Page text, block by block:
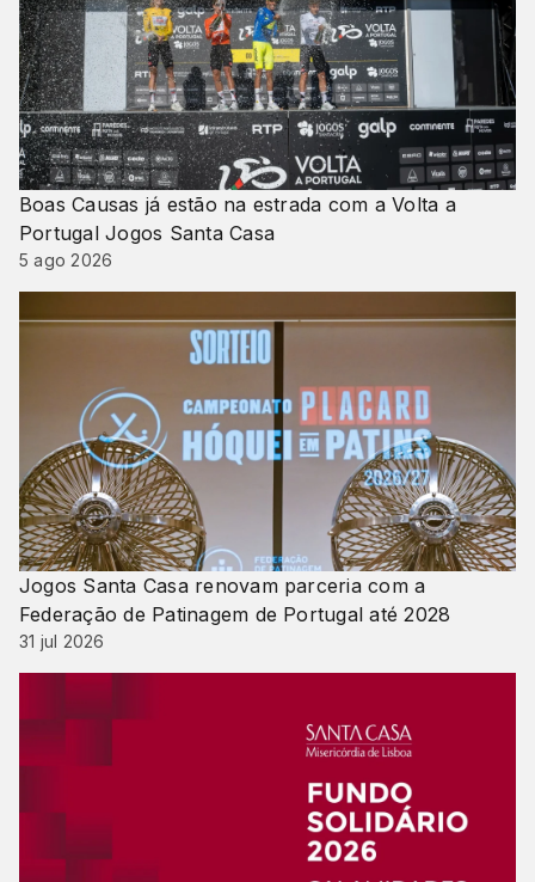
Boas Causas já estão na estrada com a Volta a
Portugal Jogos Santa Casa
5 ago 2026
Jogos Santa Casa renovam parceria com a
Federação de Patinagem de Portugal até 2028
31 jul 2026